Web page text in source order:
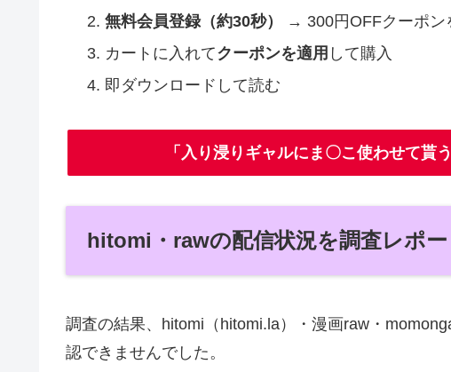
無料会員登録（約30秒）
→ 300円OFFクーポン
カートに入れてクーポンを適用 して購入
即ダウンロードして読む
「入り浸りギャルにま〇こ使わせて貰
hitomi・rawの配信状況を調査レポー
調査の結果、hitomi（hitomi.la）・漫画raw・
認できませんでした。